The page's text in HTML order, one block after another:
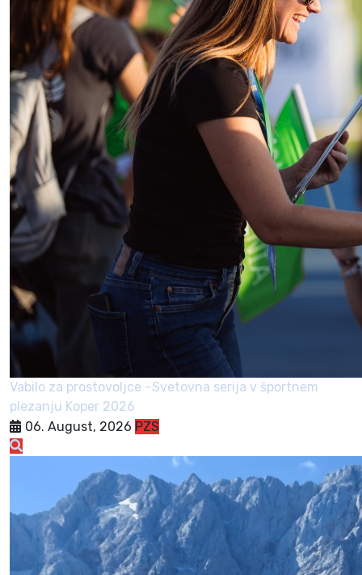
Vabilo za prostovoljce –Svetovna serija v športnem
plezanju Koper 2026
06. August, 2026 PZS